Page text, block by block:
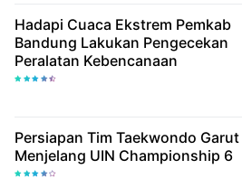
Hadapi Cuaca Ekstrem Pemkab
Bandung Lakukan Pengecekan
Peralatan Kebencanaan
Persiapan Tim Taekwondo Garut
Menjelang UIN Championship 6